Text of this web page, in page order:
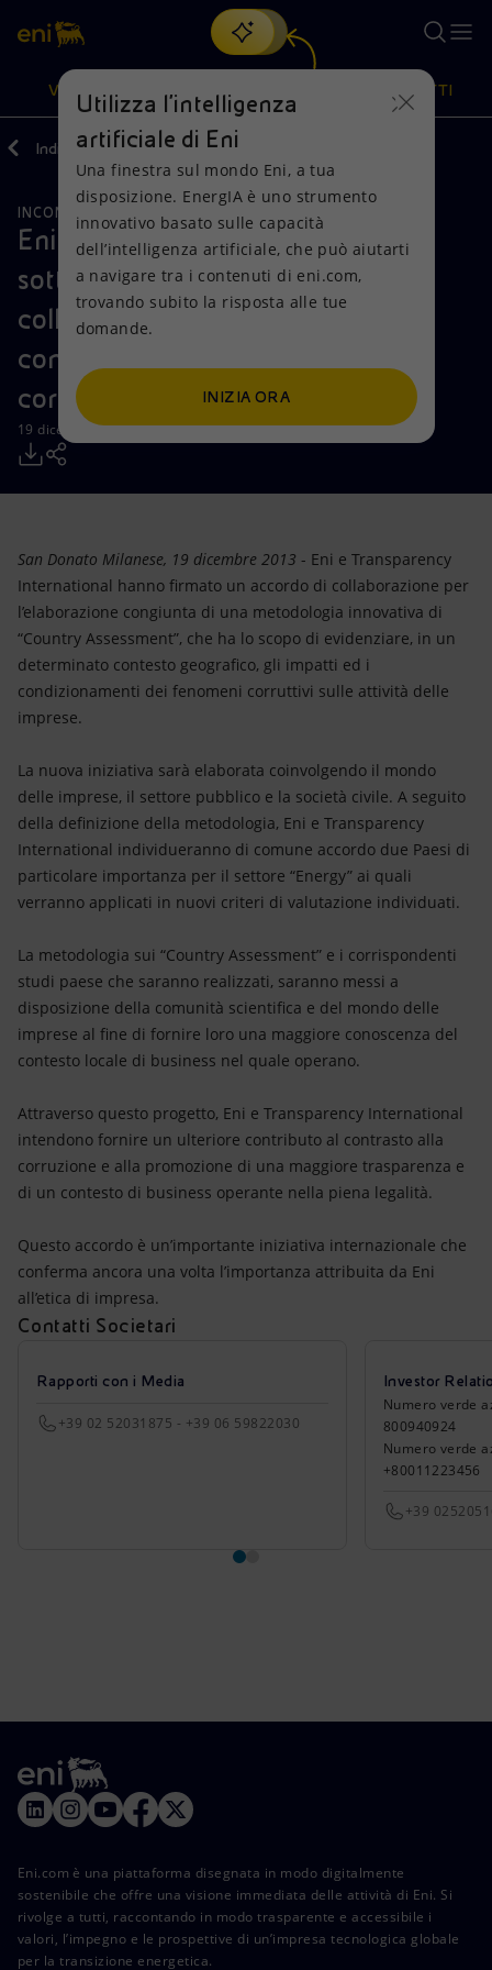
Cerca
scopri EnergIA, la nostra nuova soluzione di intelligenza
artificiale.
VISIONE
Visione
Mission e valori
Persone e Partnership
Net Zero
Modello satellitare
Energia accessibile
Innovazione
Scenari energetici
Azioni
Diversificazione energetica
Tecnologie per la transizione
Collaborazioni per l'innovazione
Attività nel mondo
PRODOTTI
Prodotti
Casa
Imprese
Mobilità
Indietro Media Comunicati Stampa
INCONTRI E ACCORDI SOSTENIBILITÀ
Eni e Transparency International
sottoscrivono accordo di
collaborazione per una ricerca
congiunta in materia di anti-
corruzione
19 dicembre 2013 - 17:00 CET
San Donato Milanese, 19 dicembre 2013 - Eni e Transparency
International hanno firmato un accordo di collaborazione per
l’elaborazione congiunta di una metodologia innovativa di
“Country Assessment”, che ha lo scopo di evidenziare, in un
determinato contesto geografico, gli impatti ed i
condizionamenti dei fenomeni corruttivi sulle attività delle
imprese.
La nuova iniziativa sarà elaborata coinvolgendo il mondo
delle imprese, il settore pubblico e la società civile. A seguito
della definizione della metodologia, Eni e Transparency
International individueranno di comune accordo due Paesi di
particolare importanza per il settore “Energy” ai quali
verranno applicati in nuovi criteri di valutazione individuati.
La metodologia sui “Country Assessment” e i corrispondenti
studi paese che saranno realizzati, saranno messi a
disposizione della comunità scientifica e del mondo delle
imprese al fine di fornire loro una maggiore conoscenza del
contesto locale di business nel quale operano.
Attraverso questo progetto, Eni e Transparency International
intendono fornire un ulteriore contributo al contrasto alla
corruzione e alla promozione di una maggiore trasparenza e
di un contesto di business operante nella piena legalità.
Questo accordo è un’importante iniziativa internazionale che
conferma ancora una volta l’importanza attribuita da Eni
all’etica di impresa.
Contatti Societari
Rapporti con i Media
+39 02 52031875 - +39 06 59822030
Investor
Numero verde
800940924
Numero verde
+80011223456
+39
Eni.com è una piattaforma disegnata in modo digitalmente
sostenibile che offre una visione immediata delle attività di Eni. Si
rivolge a tutti, raccontando in modo trasparente e accessibile i
valori, l’impegno e le prospettive di un’impresa tecnologica globale
per la transizione energetica.
Utilizza l'intelligenza
artificiale di Eni
Una finestra sul mondo Eni, a tua
disposizione. EnergIA è uno strumento
innovativo basato sulle capacità
dell’intelligenza artificiale, che può aiutarti
a navigare tra i contenuti di eni.com,
trovando subito la risposta alle tue
domande.
INIZIA ORA